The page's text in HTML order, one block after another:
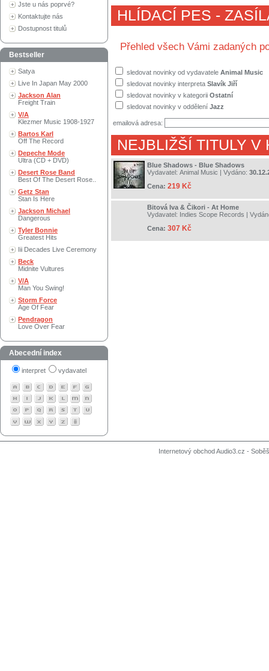
Jste u nás poprvé?
Kontaktujte nás
Dostupnost titulů
Bestseller
Satya
Live In Japan May 2000
Jackson Alan
Freight Train
V/A
Klezmer Music 1908-1927
Bartos Karl
Off The Record
Depeche Mode
Ultra (CD + DVD)
Desert Rose Band
Best Of The Desert Rose..
Getz Stan
Stan Is Here
Jackson Michael
Dangerous
Tyler Bonnie
Greatest Hits
Iii Decades Live Ceremony
Beck
Midnite Vultures
V/A
Man You Swing!
Storm Force
Age Of Fear
Pendragon
Love Over Fear
Abecední index
interpret vydavatel
HLÍDACÍ PES -
Přehled všech Vámi zadaných
sledovat novinky od vydavatele Animal Music
sledovat novinky interpreta Slavík Jiří
sledovat novinky v kategorii Ostatní
sledovat novinky v oddělení Jazz
emailová adresa:
NEJBLIŽŠÍ TITULY V
Blue Shadows - Blue Shadows
Vydavatel: Animal Music | Vydáno:
Cena: 219 Kč
Bitová Iva & Čikori - At Home
Vydavatel: Indies Scope Records |
Cena: 307 Kč
Internetový obchod Audio3.cz -